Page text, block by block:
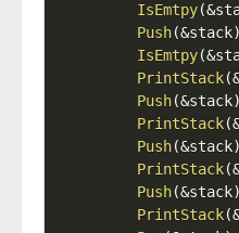
IsEmtpy(&
Push(&stack)
IsEmtpy(&
PrintStack(
Push(&stack)
PrintStack(
Push(&stack)
PrintStack(
Push(&stack)
PrintStack(